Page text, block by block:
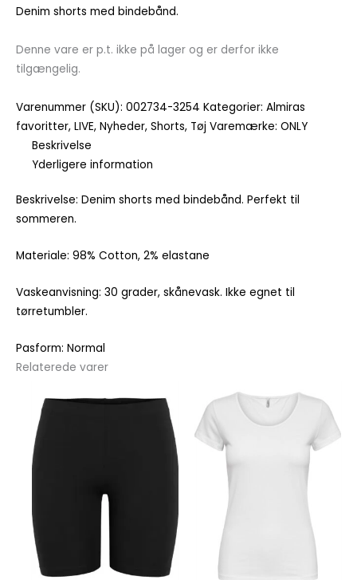
Denim shorts med bindebånd.
Denne vare er p.t. ikke på lager og er derfor ikke
tilgængelig.
Varenummer (SKU): 002734-3254 Kategorier: Almiras
favoritter, LIVE, Nyheder, Shorts, Tøj Varemærke: ONLY
Beskrivelse
Yderligere information
Beskrivelse: Denim shorts med bindebånd. Perfekt til
sommeren.
Materiale: 98% Cotton, 2% elastane
Vaskeanvisning: 30 grader, skånevask. Ikke egnet til
tørretumbler.
Pasform: Normal
Relaterede varer
vare
varianter.
varesiden
vare
flere
varianter.
vælges
varesiden